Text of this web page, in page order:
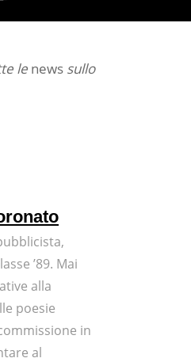
le news sullo
’89. Mai
alla
poesie
in
al